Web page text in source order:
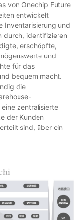
von Onechip Future
entwickelt
Inventarisierung und
durch, identifizieren
erschöpfte,
und
für das
bequem macht.
die
zentralisierte
der Kunden
sind, über ein